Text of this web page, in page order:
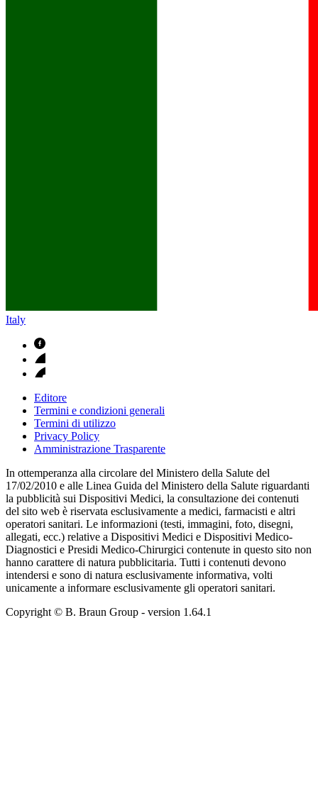
Italy
Editore
Termini e condizioni generali
Termini di utilizzo
Privacy Policy
Amministrazione Trasparente
In ottemperanza alla circolare del Ministero della Salute del
17/02/2010 e alle Linea Guida del Ministero della Salute riguardanti
la pubblicità sui Dispositivi Medici, la consultazione dei contenuti
del sito web è riservata esclusivamente a medici, farmacisti e altri
operatori sanitari. Le informazioni (testi, immagini, foto, disegni,
allegati, ecc.) relative a Dispositivi Medici e Dispositivi Medico-
Diagnostici e Presidi Medico-Chirurgici contenute in questo sito non
hanno carattere di natura pubblicitaria. Tutti i contenuti devono
intendersi e sono di natura esclusivamente informativa, volti
unicamente a informare esclusivamente gli operatori sanitari.
Copyright © B. Braun Group - version 1.64.1